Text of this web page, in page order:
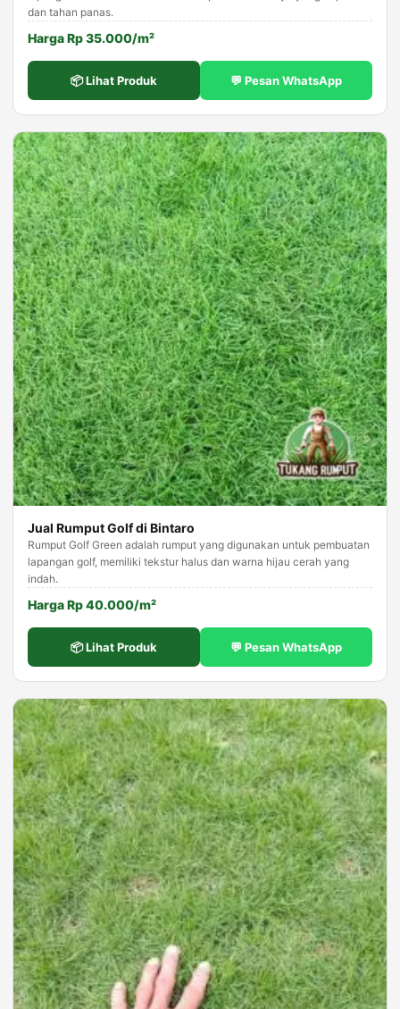
dan tahan panas.
Harga Rp 35.000/m²
📦 Lihat Produk 💬 Pesan WhatsApp
Jual Rumput Golf di Bintaro
Rumput Golf Green adalah rumput yang digunakan untuk pembuatan
lapangan golf, memiliki tekstur halus dan warna hijau cerah yang
indah.
Harga Rp 40.000/m²
📦 Lihat Produk 💬 Pesan WhatsApp